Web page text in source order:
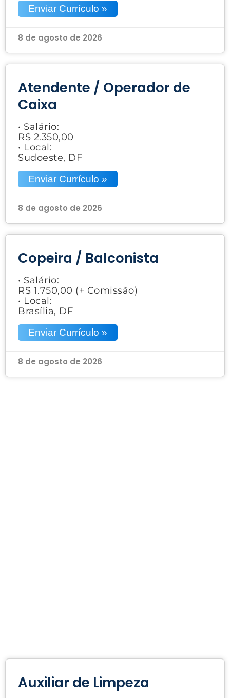
Enviar Currículo »
8 de agosto de 2026
Atendente / Operador de
Caixa
• Salário:
R$ 2.350,00
• Local:
Sudoeste, DF
Enviar Currículo »
8 de agosto de 2026
Copeira / Balconista
• Salário:
R$ 1.750,00 (+ Comissão)
• Local:
Brasília, DF
Enviar Currículo »
8 de agosto de 2026
Auxiliar de Limpeza